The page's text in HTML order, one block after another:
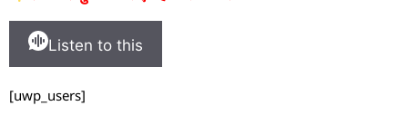
Listen to this
[uwp_users]